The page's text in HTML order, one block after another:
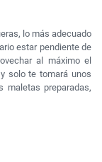
lo más adecuado
estar pendiente de
al máximo el
solo te tomará unos
maletas preparadas,